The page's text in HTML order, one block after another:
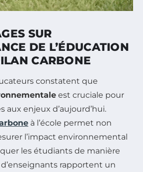
SUR
DE L’ÉDUCATION
CARBONE
constatent que
est cruciale pour
aux enjeux d’aujourd’hui.
à l’école permet non
l’impact environnemental
les étudiants de manière
rapportent un